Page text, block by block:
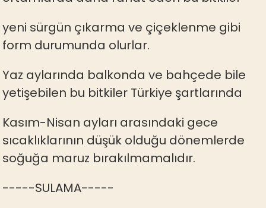
yeni sürgün çıkarma ve çiçeklenme gibi
form durumunda olurlar.
Yaz aylarında balkonda ve bahçede bile
yetişebilen bu bitkiler Türkiye şartlarında
Kasım-Nisan ayları arasındaki gece
sıcaklıklarının düşük olduğu dönemlerde
soğuğa maruz bırakılmamalıdır.
-----SULAMA-----